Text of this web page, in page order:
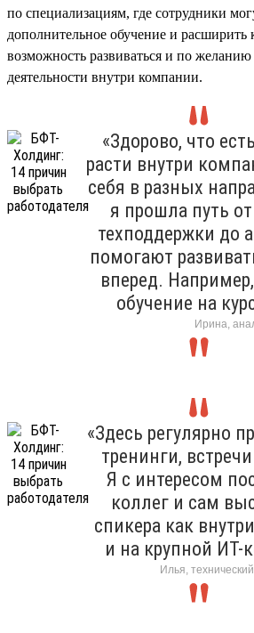
по специализациям, где сотрудники
дополнительное обучение и расширить
возможность развиваться и по
деятельности внутри компании.
«Здорово, что
расти внутри
себя в разных
я прошла путь
техподдержки до
помогают
вперед.
обучение на
Ирина,
«Здесь регулярно
тренинги,
Я с интересом
коллег и сам
спикера как
и на крупной ИТ-
Илья,